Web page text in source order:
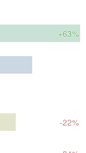
+63%
-22%